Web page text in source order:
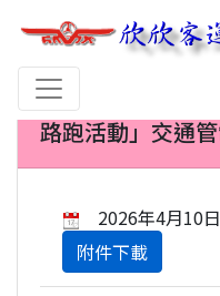
【公告】 配合「
路跑活動」交通
2026年4月10
附件下載